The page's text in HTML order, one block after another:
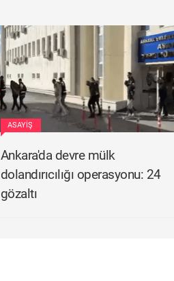
ASAYIŞ
Ankara'da devre mülk
dolandırıcılığı operasyonu: 24
gözaltı